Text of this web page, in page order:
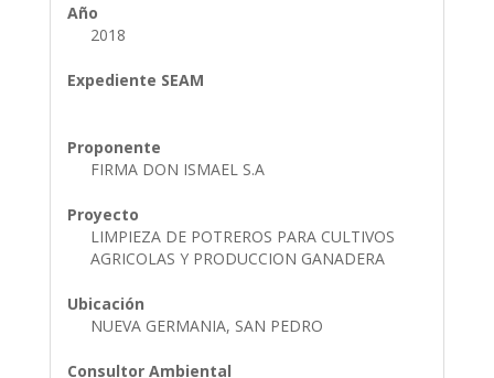
Año
2018
Expediente SEAM
Proponente
FIRMA DON ISMAEL S.A
Proyecto
LIMPIEZA DE POTREROS PARA CULTIVOS
AGRICOLAS Y PRODUCCION GANADERA
Ubicación
NUEVA GERMANIA, SAN PEDRO
Consultor Ambiental